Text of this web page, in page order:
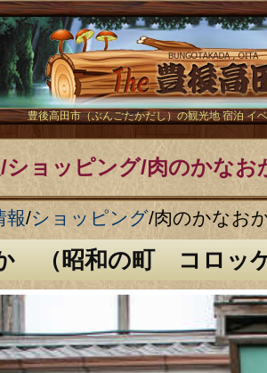
豊後高田市（ぶんごたかだし）の観光地 宿泊 イ
ショッピング/肉のかな
報/ショッピング/肉のかなお
（昭和の町 コロッ